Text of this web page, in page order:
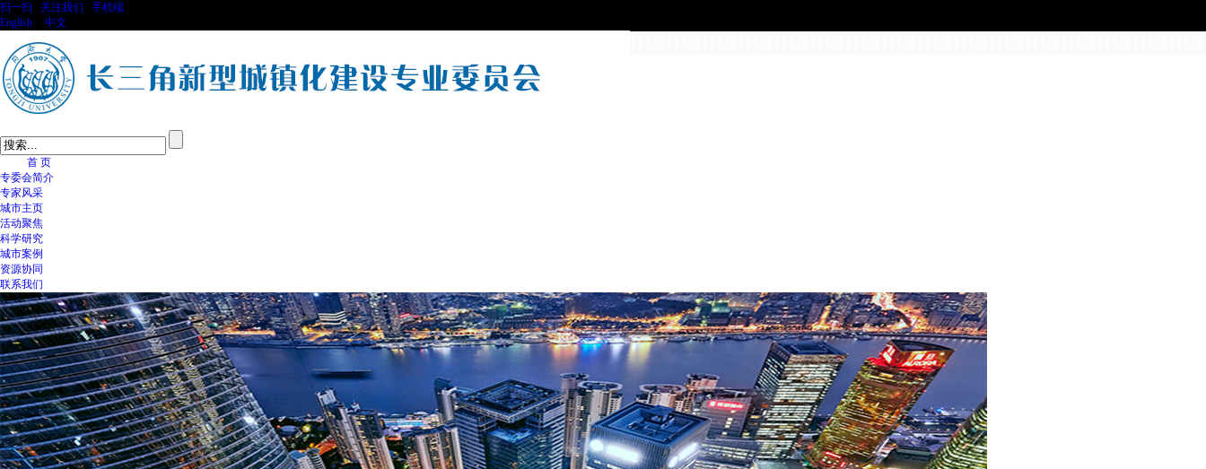
扫一扫 关注我们
手机端
English
中文
首 页
专委会简介
专家风采
城市主页
活动聚焦
科学研究
城市案例
资源协同
联系我们